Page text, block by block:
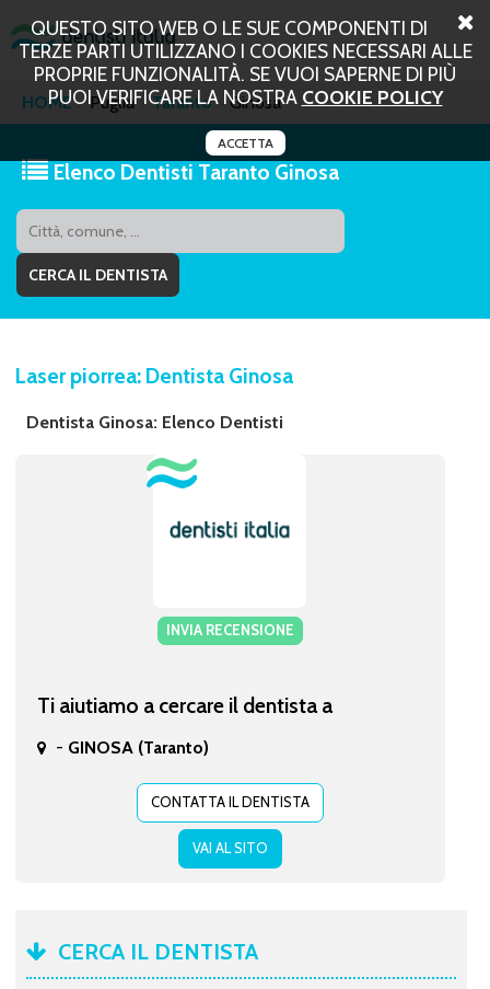
QUESTO SITO WEB O LE SUE COMPONENTI DI
TERZE PARTI UTILIZZANO I COOKIES NECESSARI ALLE
PROPRIE FUNZIONALITÀ. SE VUOI SAPERNE DI PIÙ
PUOI VERIFICARE LA NOSTRA COOKIE POLICY
ACCETTA
HOME Puglia Taranto Ginosa
Elenco Dentisti Taranto Ginosa
Laser piorrea: Dentista Ginosa
Dentista Ginosa: Elenco Dentisti
INVIA RECENSIONE
Ti aiutiamo a cercare il dentista a
- GINOSA (Taranto)
CONTATTA IL DENTISTA
VAI AL SITO
CERCA IL DENTISTA